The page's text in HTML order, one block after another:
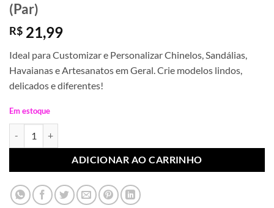
(Par)
R$ 21,99
Ideal para Customizar e Personalizar Chinelos, Sandálias,
Havaianas e Artesanatos em Geral. Crie modelos lindos,
delicados e diferentes!
Em estoque
ADICIONAR AO CARRINHO